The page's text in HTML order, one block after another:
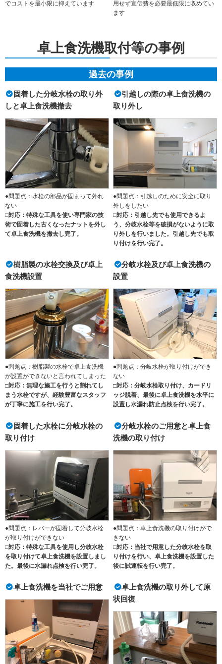
でコストを最小限に抑えています
用せず宣伝費を必要最低限に収めてい
ます
卓上食洗機取付等の事例
過去の事例
固着した分岐水栓の取り外
しと卓上食洗機撤去
●問題点：水栓の部品が固まって外れ
ない
□対応：特殊な工具を使い専門家の技
術で固着した古くなったナットを外し
て卓上食洗機を撤去し完了。
引越しの際の卓上食洗機の
取り外し
●問題点：引越しのために安全に取り
外しをしたい
□対応：引越し先でも使用できるよ
う、分岐水栓等を破損がないように取
り外しを行いました。引越し先でも取
り付けを行い完了。
樹脂製の水栓交換及び卓上
食洗機設置
●問題点：樹脂製の水栓で卓上食洗機
が設置ができないと言われてしまった
□対応：無理な施工を行うと割れてし
まう水栓ですが、経験豊富なスタッフ
が丁寧に施工を行い完了。
分岐水栓及び卓上食洗機の
設置
●問題点：分岐水栓が取り付けができ
ない
□対応：分岐水栓取り付け、カードリ
ッジ脱着、最後に卓上食洗機を水平に
設置し水漏れ防止点検を行い完了。
固着した水栓に分岐水栓の
取り付け
●問題点：レバーが固着して分岐水栓
が取り付けができない
□対応：特殊な工具を使用し分岐水栓
を取り付けて卓上食洗機を設置しまし
た。最後に水漏れ点検を行い完了。
分岐水栓のご用意と卓上食
洗機の取り付け
●問題点：卓上食洗機の取り付けがで
きない
□対応：当社で用意した分岐水栓を取
り付けを行い、卓上食洗機を設置した
後に試運転を行い完了。
卓上食洗機を当社でご用意
卓上食洗機の取り外して原
状回復